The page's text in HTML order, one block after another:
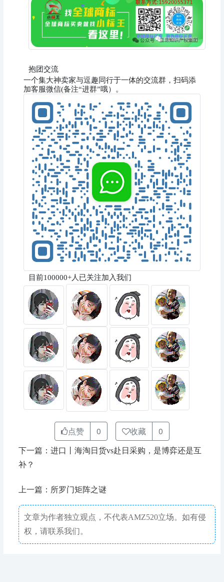
抱团交流
一个集大神卖家与逗趣同行于一体的交流群，扫码添
加客服微信(备注“进群”哦）。
目前100000+人已关注加入我们
点赞 0 收藏 0
下一篇：进口丨海淘日货vs赴日采购，是博弈还是互
补？
上一篇：所罗门矩阵之谜
文章为作者独立观点，不代表AMZ520立场。如有侵
权，请联系我们。